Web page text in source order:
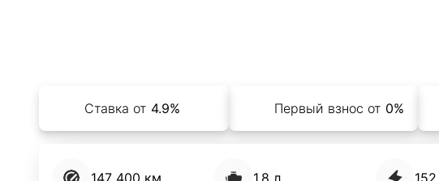
Ставка от 4.9% Первый взнос от 0%
147 400 км 1,8 л.